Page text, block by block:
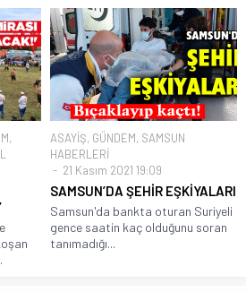
,
ASAYİŞ, GÜNDEM, SAMSUN
HABERLERİ
21 Kasım 2021 19:09
SAMSUN’DA ŞEHİR EŞKİYALARI
Samsun'da bankta oturan Suriyeli
gence saatin kaç olduğunu soran
tanımadığı...